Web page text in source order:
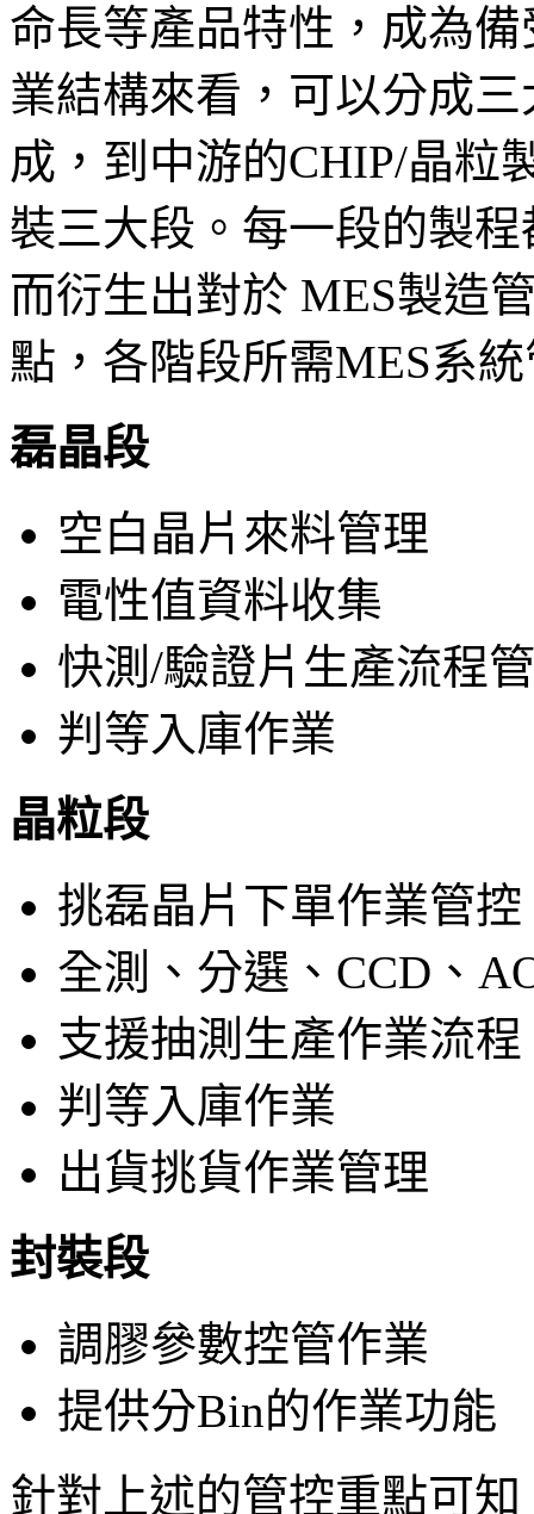
命長等產品特性，成為
業結構來看，可以分成
成，到中游的CHIP/晶粒
裝三大段。每一段的製
而衍生出對於 MES製造
點，各階段所需MES系
磊晶段
空白晶片來料管理
電性值資料收集
快測/驗證片生產流程
判等入庫作業
晶粒段
挑磊晶片下單作業管控
全測、分選、CCD、
支援抽測生產作業流程
判等入庫作業
出貨挑貨作業管理
封裝段
調膠參數控管作業
提供分Bin的作業功能
針對上述的管控重點可